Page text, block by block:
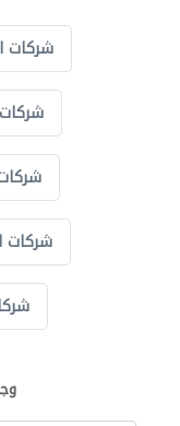
شركات
شركات
وجدنا 34